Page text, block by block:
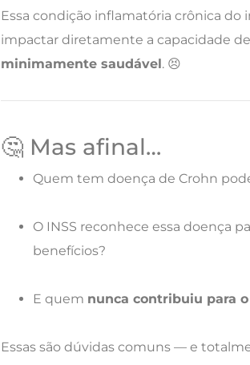
Essa condição inflamatória crônica
impactar diretamente a capacidade de
minimamente saudável. 😣
🤔 Mas afinal…
Quem tem doença de Crohn
O INSS reconhece essa doença
benefícios?
E quem nunca contribuiu para o
Essas são dúvidas comuns — e